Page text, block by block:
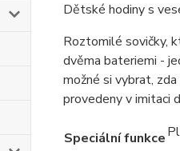
Dětské hodiny s
Roztomilé sovičky,
dvěma bateriemi -
možné si vybrat,
provedeny v imitaci
Speciální funkce